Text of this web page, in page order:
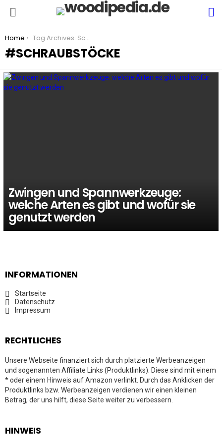
You are here:
Home Tag Archives: Schraubstöcke
SCHRAUBSTÖCKE
LATEST
Zwingen und Spannwerkzeuge:
welche Arten es gibt und wofür sie
genutzt werden
INFORMATIONEN
Startseite
Datenschutz
Impressum
RECHTLICHES
Unsere Webseite finanziert sich durch platzierte Werbeanzeigen
und sogenannten Affiliate Links (Produktlinks). Diese sind mit einem
* oder einem Hinweis auf Amazon verlinkt. Durch das Anklicken der
Produktlinks bzw. Werbeanzeigen verdienen wir einen kleinen
Betrag, der uns hilft, diese Seite weiter zu verbessern.
HINWEIS